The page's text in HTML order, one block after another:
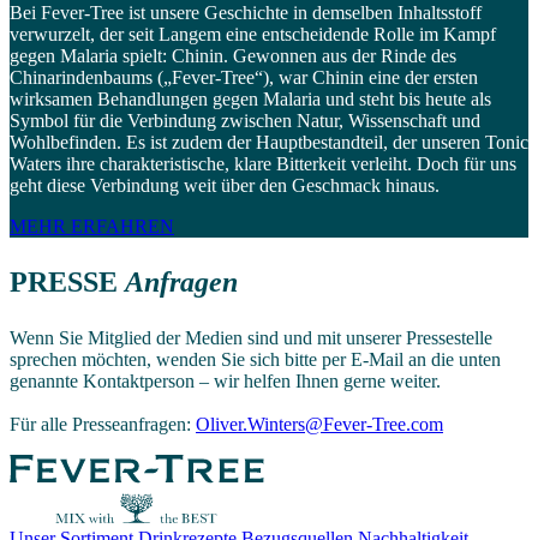
Bei Fever-Tree ist unsere Geschichte in demselben Inhaltsstoff
verwurzelt, der seit Langem eine entscheidende Rolle im Kampf
gegen Malaria spielt: Chinin. Gewonnen aus der Rinde des
Chinarindenbaums („Fever-Tree“), war Chinin eine der ersten
wirksamen Behandlungen gegen Malaria und steht bis heute als
Symbol für die Verbindung zwischen Natur, Wissenschaft und
Wohlbefinden. Es ist zudem der Hauptbestandteil, der unseren Tonic
Waters ihre charakteristische, klare Bitterkeit verleiht. Doch für uns
geht diese Verbindung weit über den Geschmack hinaus.
MEHR ERFAHREN
PRESSE Anfragen
Wenn Sie Mitglied der Medien sind und mit unserer Pressestelle
sprechen möchten, wenden Sie sich bitte per E-Mail an die unten
genannte Kontaktperson – wir helfen Ihnen gerne weiter.
Für alle Presseanfragen: Oliver.Winters@Fever-Tree.com